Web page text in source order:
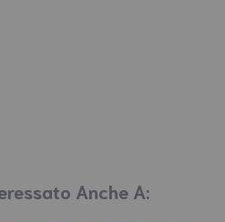
Anche A: